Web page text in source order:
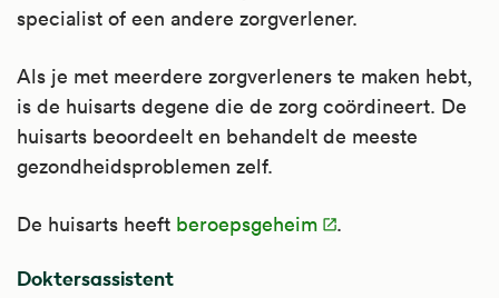
specialist of een andere zorgverlener.
Als je met meerdere zorgverleners te maken hebt,
is de huisarts degene die de zorg coördineert. De
huisarts beoordeelt en behandelt de meeste
gezondheidsproblemen zelf.
De huisarts heeft beroepsgeheim .
Doktersassistent